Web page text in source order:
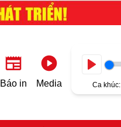
Báo in Media Ca khúc: